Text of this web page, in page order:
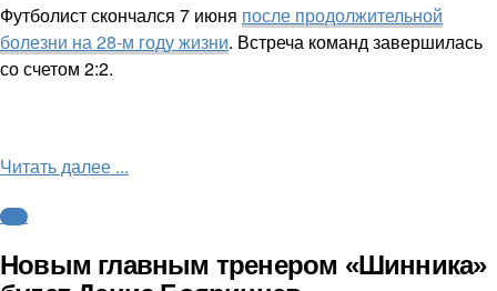
Футболист скончался 7 июня после продолжительной
болезни на 28-м году жизни. Встреча команд завершилась
со счетом 2:2.
Читать далее ...
ФНЛ
Новым главным тренером «Шинника»